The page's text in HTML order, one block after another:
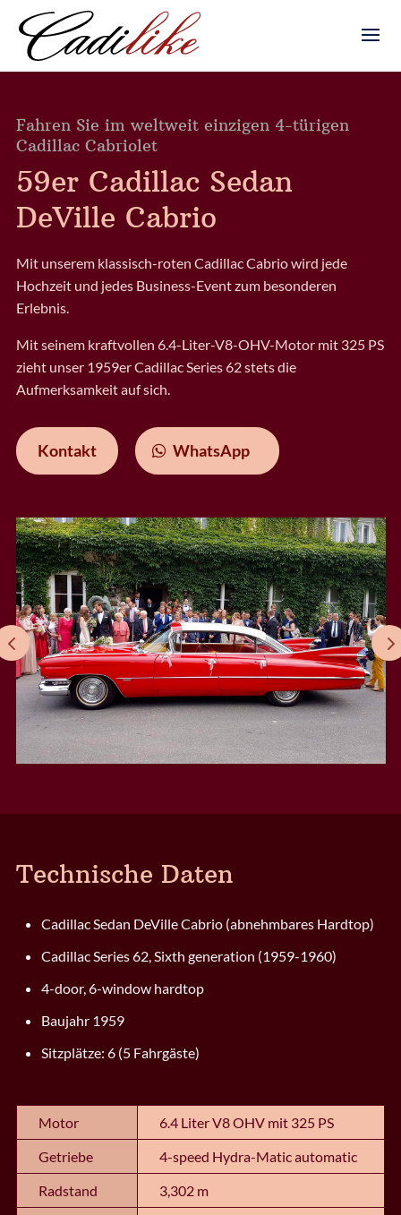
Fahren Sie im weltweit einzigen 4-türigen
Cadillac Cabriolet
59er Cadillac Sedan
DeVille Cabrio
Mit unserem klassisch-roten Cadillac Cabrio wird jede
Hochzeit und jedes Business-Event zum besonderen
Erlebnis.
Mit seinem kraftvollen 6.4-Liter-V8-OHV-Motor mit 325 PS
zieht unser 1959er Cadillac Series 62 stets die
Aufmerksamkeit auf sich.
Kontakt WhatsApp
Technische Daten
Cadillac Sedan DeVille Cabrio (abnehmbares Hardtop)
Cadillac Series 62, Sixth generation (1959-1960)
4-door, 6-window hardtop
Baujahr 1959
Sitzplätze: 6 (5 Fahrgäste)
Motor
6.4 Liter V8 OHV mit 325 PS
Getriebe
4-speed Hydra-Matic automatic
Radstand
3,302 m